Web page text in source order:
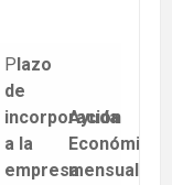
P lazo
de
incorporación
a la
empresa
Ayuda
Económica
mensual